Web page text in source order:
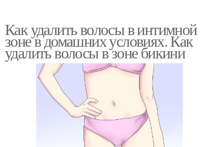
Как удалить волосы в интимной
зоне в домашних условиях. Как
удалить волосы в зоне бикини